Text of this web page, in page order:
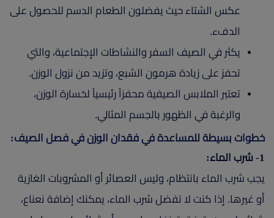
عكس الشتاء حيث يفضلون الطعام الدسم للحصول على
الدفء.
يكثر في الصيف السفر والنشاطات الإجتماعية، والتي
تحفز على زيادة هرمون الشبع، وتزيد من نزول الوزن.
تعتبر الملابس الصيفية محفزاً رئيسياً لخسارة الوزن،
والرغبة في الظهور بالجسم المثالي.
خطوات بسيطة للمساعدة في فقدان الوزن في فصل الصيف:
1- شرب الماء:
يجب شرب الماء بانتظام، وليس العصائر أو المشروبات الغازية
أو غيرها. إذا كنت لا تفضل شرب الماء، يمكنك إضافة نعناع،